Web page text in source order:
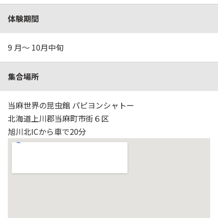
体験期間
9 月～ 10月中旬
集合場所
当麻世界の昆虫館 パピヨンシャトー
北海道上川郡当麻町市街６区
旭川北ICから車で20分